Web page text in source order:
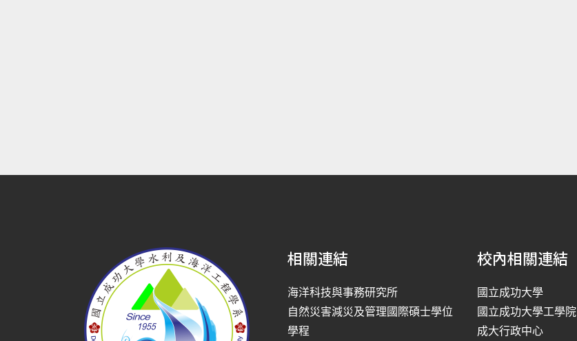
相關連結
海洋科技與事務研究所
自然災害減災及管理國際碩士學位
學程
校內相關連結
國立成功大學
國立成功大學工學院
成大行政中心